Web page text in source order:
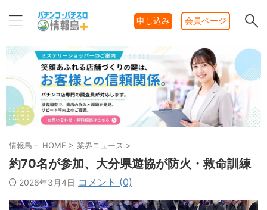
申し込み 会員ページ
情報島＋ HOME > 業界ニュース >
約70名が参加、大分県遊協が防火・救命訓練
2026年3月4日 コメント (0)